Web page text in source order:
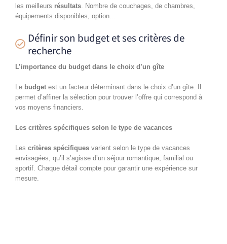
les meilleurs résultats . Nombre de couchages, de chambres,
équipements disponibles, option…
Définir son budget et ses critères de
recherche
L’importance du budget dans le choix d’un gîte
Le budget est un facteur déterminant dans le choix d’un gîte. Il
permet d’affiner la sélection pour trouver l’offre qui correspond à
vos moyens financiers.
Les critères spécifiques selon le type de vacances
Les critères spécifiques varient selon le type de vacances
envisagées, qu’il s’agisse d’un séjour romantique, familial ou
sportif. Chaque détail compte pour garantir une expérience sur
mesure.